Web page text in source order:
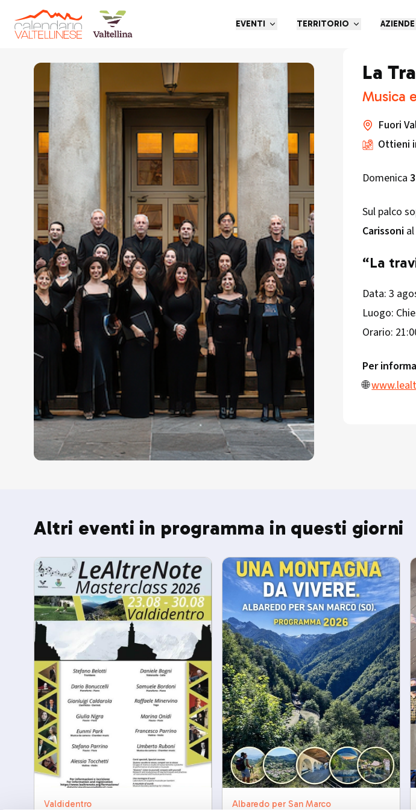
EVENTI TERRITORIO AZIENDE
Torna indietro
La
Musica
Fuori
Ottieni
Domenica
Sul palco
Carissoni
“La
Data: 3
Luogo:
Orario:
Per
🌐
Altri eventi in programma in questi giorni
Valdidentro Albaredo per San Marco